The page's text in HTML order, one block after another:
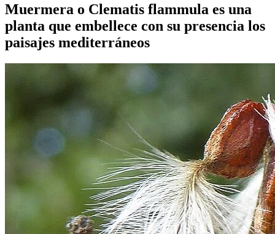
Muermera o Clematis flammula es una
planta que embellece con su presencia los
paisajes mediterráneos